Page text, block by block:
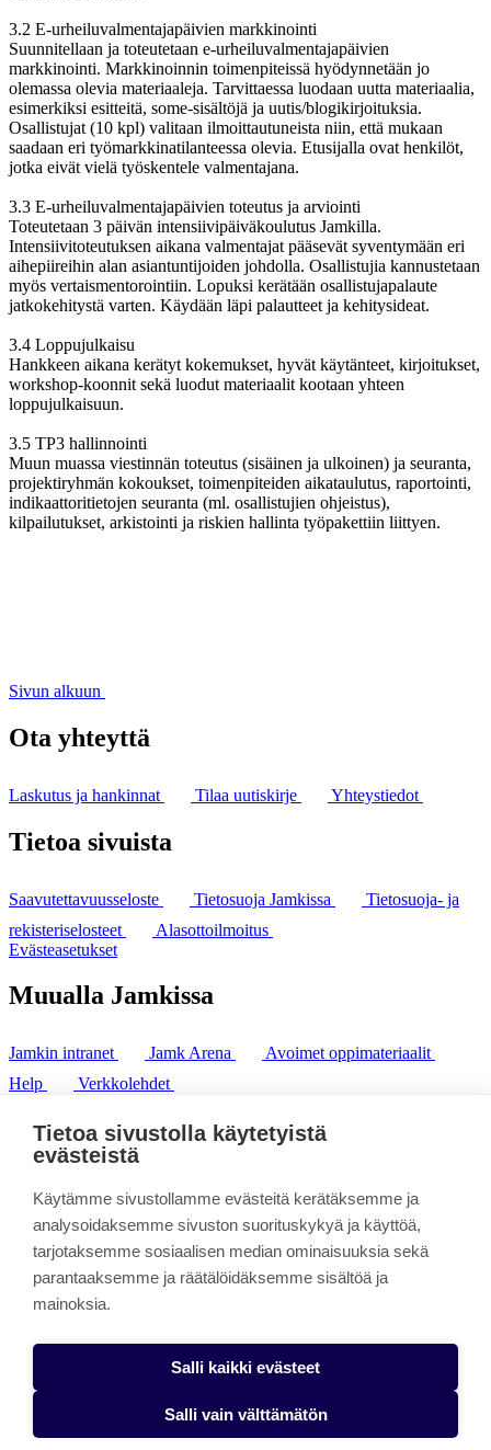
3.2 E-urheiluvalmentajapäivien markkinointi
Suunnitellaan ja toteutetaan e-urheiluvalmentajapäivien
markkinointi. Markkinoinnin toimenpiteissä hyödynnetään jo
olemassa olevia materiaaleja. Tarvittaessa luodaan uutta materiaalia,
esimerkiksi esitteitä, some-sisältöjä ja uutis/blogikirjoituksia.
Osallistujat (10 kpl) valitaan ilmoittautuneista niin, että mukaan
saadaan eri työmarkkinatilanteessa olevia. Etusijalla ovat henkilöt,
jotka eivät vielä työskentele valmentajana.
3.3 E-urheiluvalmentajapäivien toteutus ja arviointi
Toteutetaan 3 päivän intensiivipäiväkoulutus Jamkilla.
Intensiivitoteutuksen aikana valmentajat pääsevät syventymään eri
aihepiireihin alan asiantuntijoiden johdolla. Osallistujia kannustetaan
myös vertaismentorointiin. Lopuksi kerätään osallistujapalaute
jatkokehitystä varten. Käydään läpi palautteet ja kehitysideat.
3.4 Loppujulkaisu
Hankkeen aikana kerätyt kokemukset, hyvät käytänteet, kirjoitukset,
workshop-koonnit sekä luodut materiaalit kootaan yhteen
loppujulkaisuun.
3.5 TP3 hallinnointi
Muun muassa viestinnän toteutus (sisäinen ja ulkoinen) ja seuranta,
projektiryhmän kokoukset, toimenpiteiden aikataulutus, raportointi,
indikaattoritietojen seuranta (ml. osallistujien ohjeistus),
kilpailutukset, arkistointi ja riskien hallinta työpakettiin liittyen.
Sivun alkuun
Ota yhteyttä
Laskutus ja hankinnat Tilaa uutiskirje Yhteystiedot
Tietoa sivuista
Saavutettavuusseloste Tietosuoja Jamkissa
Tietosuoja- ja
rekisteriselosteet
Alasottoilmoitus
Evästeasetukset
Muualla Jamkissa
Jamkin intranet Jamk Arena
Avoimet oppimateriaalit
Help
Verkkolehdet
puh. +358 20 743 8100
fax. +358 14 449 9694
Tietoa sivustolla käytetyistä
evästeistä
Käytämme sivustollamme evästeitä kerätäksemme ja
analysoidaksemme sivuston suorituskykyä ja käyttöä,
tarjotaksemme sosiaalisen median ominaisuuksia sekä
parantaaksemme ja räätälöidäksemme sisältöä ja
mainoksia.
Salli kaikki evästeet
Salli vain välttämätön